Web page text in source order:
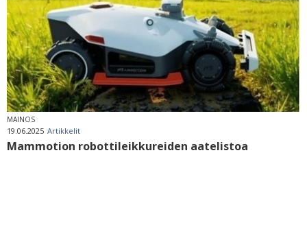
MAINOS
19.06.2025 Artikkelit
Mammotion robottileikkureiden aatelistoa